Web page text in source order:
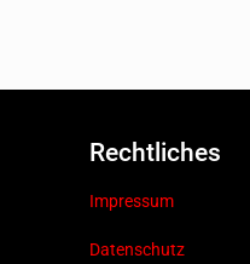
Rechtliches
Impressum
Datenschutz